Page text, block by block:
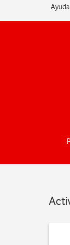
Ayuda